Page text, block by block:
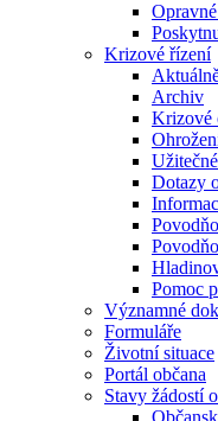
Krizové řízení
Archiv
Krizové
Dotazy
Pomoc
Významné
Formuláře
Životní situace
Portál občana
Stavy žádostí